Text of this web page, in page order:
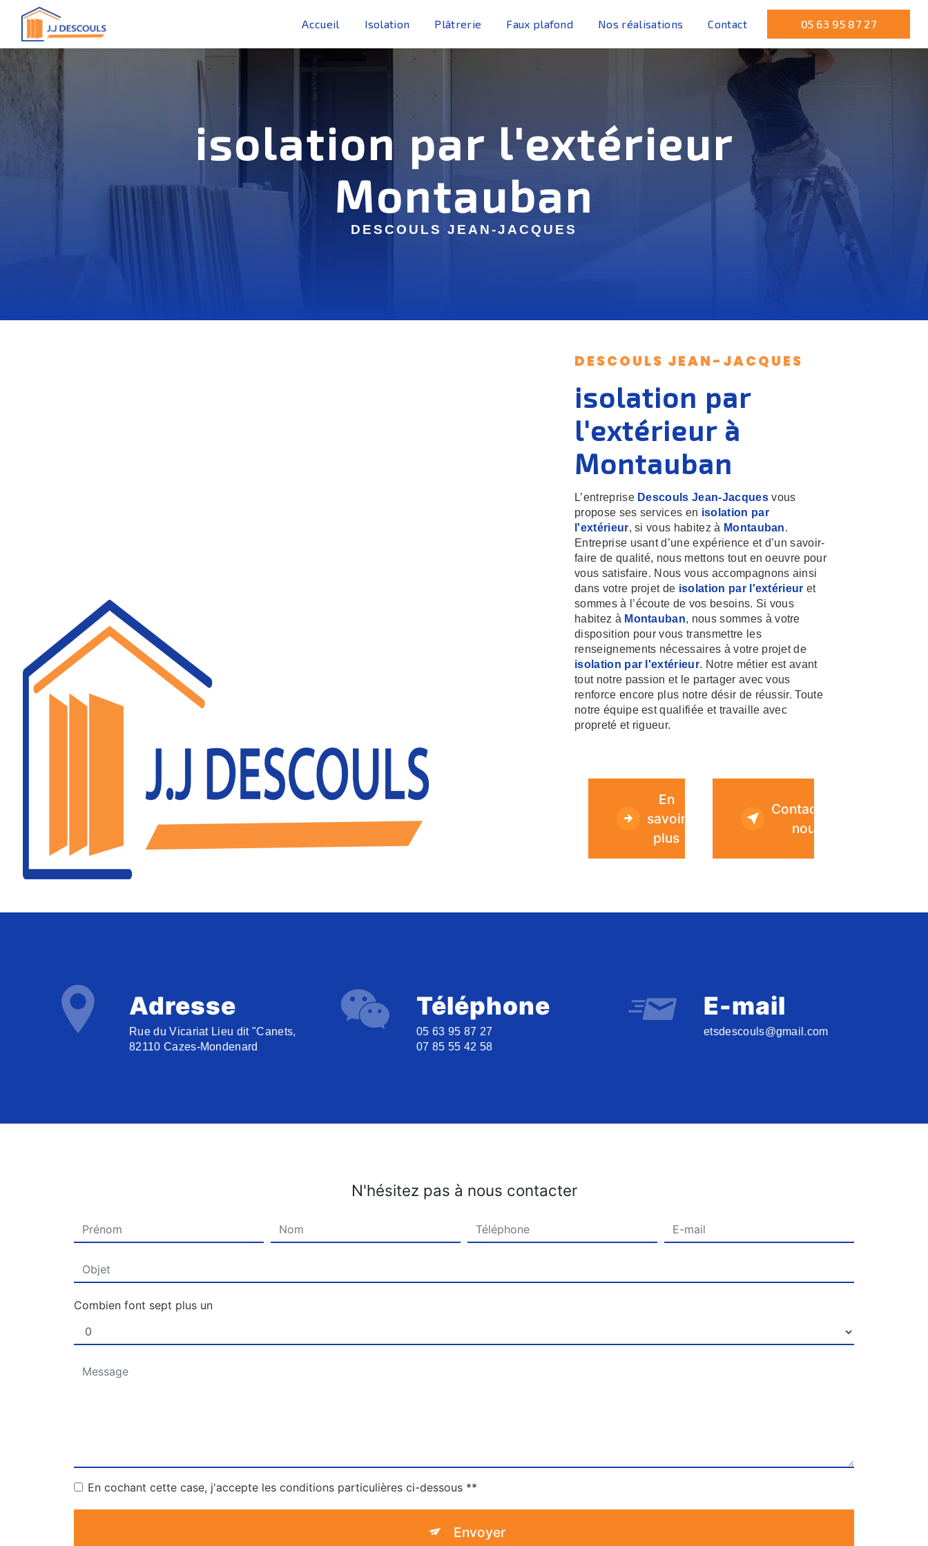
Accueil Isolation Plâtrerie Faux plafond Nos réalisations Contact 05 63 95 87 27
isolation par l'extérieur
Montauban
DESCOULS JEAN-JACQUES
DESCOULS JEAN-JACQUES
isolation par
l'extérieur à
Montauban
L’entreprise Descouls Jean-Jacquesvous
propose ses services en isolation par
l'extérieur, si vous habitez à Montauban.
Entreprise usant d’une expérience et d’un savoir-
faire de qualité, nous mettons tout en oeuvre pour
vous satisfaire. Nous vous accompagnons ainsi
dans votre projet de isolation par l'extérieur et
sommes à l’écoute de vos besoins. Si vous
habitez à Montauban, nous sommes à votre
disposition pour vous transmettre les
renseignements nécessaires à votre projet de
isolation par l'extérieur. Notre métier est avant
tout notre passion et le partager avec vous
renforce encore plus notre désir de réussir. Toute
notre équipe est qualifiée et travaille avec
propreté et rigueur.
En
savoir
plus
Contactez-
nous
Adresse
Rue du Vicariat Lieu dit "Canets,
82110 Cazes-Mondenard
Téléphone
05 63 95 87 27
07 85 55 42 58
E-mail
etsdescouls@gmail.com
N'hésitez pas à nous contacter
Combien font sept plus un
En cochant cette case, j'accepte les conditions particulières ci-dessous **
Envoyer
Panneau de gestion des cookies